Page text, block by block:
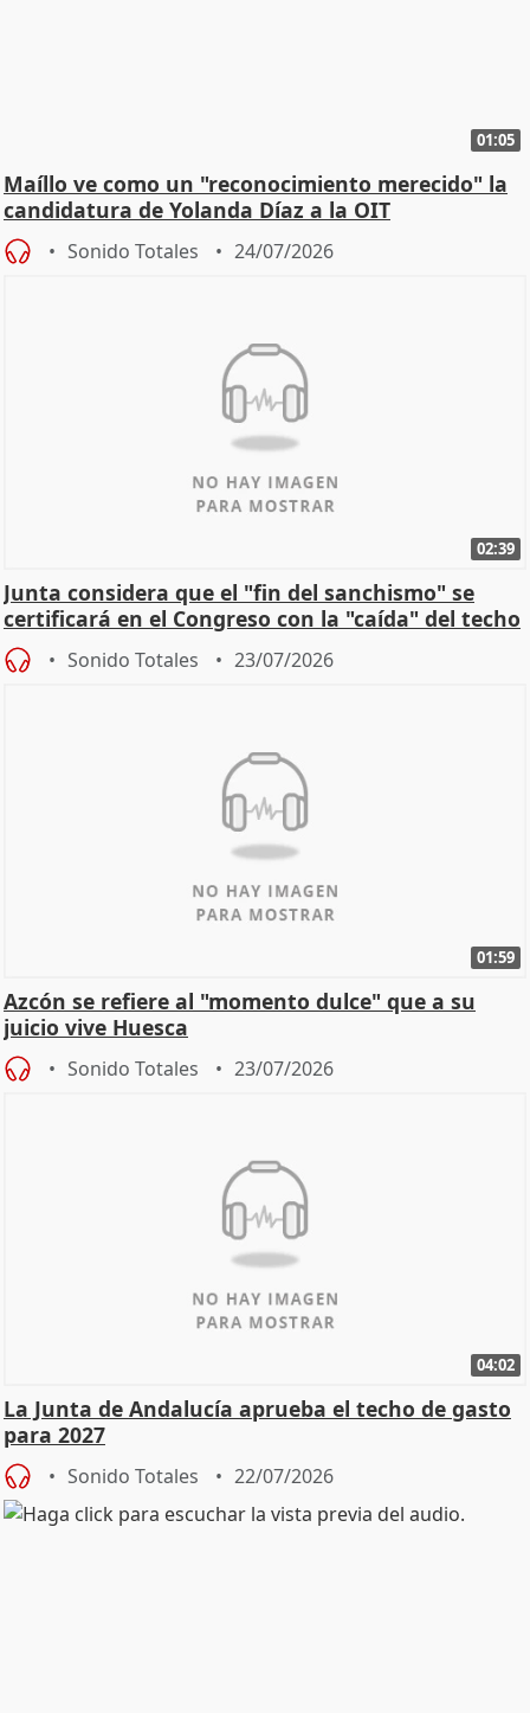
01:05
Maíllo ve como un "reconocimiento merecido" la
candidatura de Yolanda Díaz a la OIT
Sonido Totales 24/07/2026
02:39
Junta considera que el "fin del sanchismo" se
certificará en el Congreso con la "caída" del techo
de
Sonido Totales 23/07/2026
01:59
Azcón se refiere al "momento dulce" que a su
juicio vive Huesca
Sonido Totales 23/07/2026
04:02
La Junta de Andalucía aprueba el techo de gasto
para 2027
Sonido Totales 22/07/2026